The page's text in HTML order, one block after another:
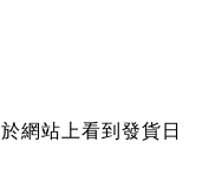
網站上看到發貨日